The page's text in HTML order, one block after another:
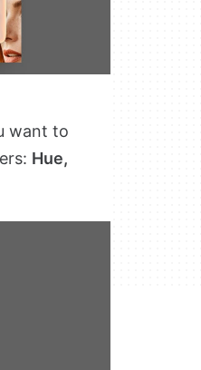
want to
Hue,